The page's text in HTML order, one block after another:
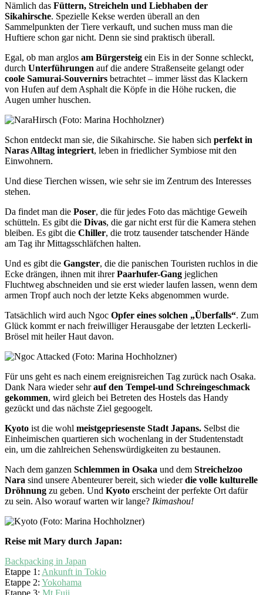
Nämlich das Füttern, Streicheln und Liebhaben der
Sikahirsche. Spezielle Kekse werden überall an den
Sammelpunkten der Tiere verkauft, und suchen muss man die
Huftiere schon gar nicht. Denn sie sind praktisch überall.
Egal, ob man arglos am Bürgersteig ein Eis in der Sonne schleckt,
durch Unterführungen auf die andere Straßenseite gelangt oder
coole Samurai-Souvernirs betrachtet – immer lässt das Klackern
von Hufen auf dem Asphalt die Köpfe in die Höhe rucken, die
Augen umher huschen.
Schon entdeckt man sie, die Sikahirsche. Sie haben sich perfekt in
Naras Alltag integriert, leben in friedlicher Symbiose mit den
Einwohnern.
Und diese Tierchen wissen, wie sehr sie im Zentrum des Interesses
stehen.
Da findet man die Poser, die für jedes Foto das mächtige Geweih
schütteln. Es gibt die Divas, die gar nicht erst für die Kamera stehen
bleiben. Es gibt die Chiller, die trotz tausender tatschender Hände
am Tag ihr Mittagsschläfchen halten.
Und es gibt die Gangster, die die panischen Touristen ruchlos in die
Ecke drängen, ihnen mit ihrerPaarhufer-Gang jeglichen
Fluchtweg abschneiden und sie erst wieder laufen lassen, wenn dem
armen Tropf auch noch der letzte Keks abgenommen wurde.
Tatsächlich wird auch Ngoc Opfer eines solchen „Überfalls“. Zum
Glück kommt er nach freiwilliger Herausgabe der letzten Leckerli-
Brösel mit heiler Haut davon.
Für uns geht es nach einem ereignisreichen Tag zurück nach Osaka.
Dank Nara wieder sehrauf den Tempel-und Schreingeschmack
gekommen, wird gleich bei Betreten des Hostels das Handy
gezückt und das nächste Ziel gegoogelt.
Kyoto ist die wohl meistgepriesenste Stadt Japans. Selbst die
Einheimischen quartieren sich wochenlang in der Studentenstadt
ein, um die zahlreichen Sehenswürdigkeiten zu bestaunen.
Nach dem ganzen Schlemmen in Osaka und dem Streichelzoo
Nara sind unsere Abenteurer bereit, sich wiederdie volle kulturelle
Dröhnung zu geben. Und Kyoto erscheint der perfekte Ort dafür
zu sein. Also worauf warten wir lange? Ikimashou!
Reise mit Mary durch Japan:
Backpacking in Japan
Etappe 1: Ankunft in Tokio
Etappe 2: Yokohama
Etappe 3: Mt Fuji